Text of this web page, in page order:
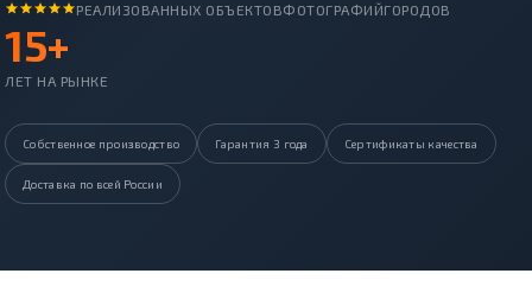
РЕАЛИЗОВАННЫХ ОБЪЕКТОВФОТОГРАФИЙГОРОДОВ
15+
ЛЕТ НА РЫНКЕ
Собственное производство Гарантия 3 года Сертификаты качества
Доставка по всей России